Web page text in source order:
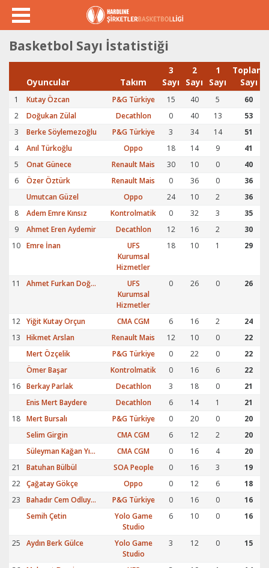
Basketbol Sayı İstatistiği
Oyuncular Takım
3
Sayı
2
Sayı
1
Sayı
Toplam
Sayı
1 Kutay Özcan P&G Türkiye 15 40 5
60
2
Doğukan Zülal Decathlon 0 40 13
53
3
Berke Söylemezoğlu P&G Türkiye 3 34 14
51
4
Anıl Türkoğlu Oppo 18 14 9
41
5
Onat Günece Renault Mais 30 10 0
40
6
Özer Öztürk Renault Mais 0 36 0
36
Umutcan Güzel
Oppo 24 10 2
36
8
Adem Emre Kınsız Kontrolmatik 0 32 3
35
9
Ahmet Eren Aydemir Decathlon 12 16 2
30
10 Emre İnan
UFS
Kurumsal
Hizmetler
18 10 1 29
11 Ahmet Furkan Doğan
UFS
Kurumsal
Hizmetler
0 26 0 26
12 Yiğit Kutay Orçun CMA CGM 6 16 2
24
13
Hikmet Arslan Renault Mais 12 10 0
22
Mert Özçelik
P&G Türkiye 0 22 0
22
Ömer Başar
Kontrolmatik 0 16 6
22
16 Berkay Parlak Decathlon 3 18 0
21
Enis Mert Baydere
Decathlon 6 14 1
21
18 Mert Bursalı P&G Türkiye 0 20 0
20
Selim Girgin
CMA CGM 6 12 2
20
Süleyman Kağan Yıldız
CMA CGM 0 16 4
20
21
Batuhan Bülbül SOA People 0 16 3
19
22 Çağatay Gökçe Oppo 0 12 6
18
23
Bahadır Cem Odluyurt P&G Türkiye 0 16 0
16
Semih Çetin
Yolo Game
Studio
6 10 0 16
25 Aydın Berk Gülce
Yolo Game
Studio
3 12 0 15